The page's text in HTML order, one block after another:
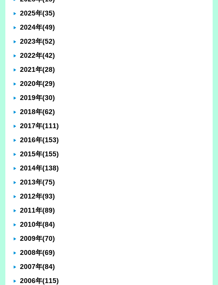
2025年(35)
2024年(49)
2023年(52)
2022年(42)
2021年(28)
2020年(29)
2019年(30)
2018年(62)
2017年(111)
2016年(153)
2015年(155)
2014年(138)
2013年(75)
2012年(93)
2011年(89)
2010年(84)
2009年(70)
2008年(69)
2007年(84)
2006年(115)